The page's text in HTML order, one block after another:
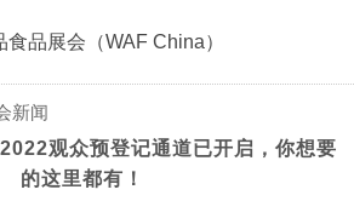
食品展会（WAF China）
新闻
观众预登记通道已开启，你想要
的这里都有！